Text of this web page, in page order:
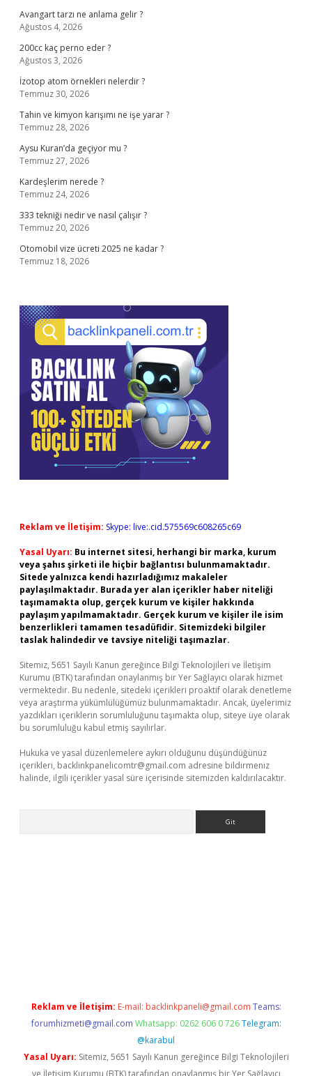
Avangart tarzı ne anlama gelir ?
Ağustos 4, 2026
200cc kaç perno eder ?
Ağustos 3, 2026
İzotop atom örnekleri nelerdir ?
Temmuz 30, 2026
Tahin ve kimyon karışımı ne işe yarar ?
Temmuz 28, 2026
Aysu Kuran’da geçiyor mu ?
Temmuz 27, 2026
Kardeşlerim nerede ?
Temmuz 24, 2026
333 tekniği nedir ve nasıl çalışır ?
Temmuz 20, 2026
Otomobil vize ücreti 2025 ne kadar ?
Temmuz 18, 2026
Reklam ve İletişim: Skype: live:.cid.575569c608265c69
Yasal Uyarı: Bu internet sitesi, herhangi bir marka, kurum
veya şahıs şirketi ile hiçbir bağlantısı bulunmamaktadır.
Sitede yalnızca kendi hazırladığımız makaleler
paylaşılmaktadır. Burada yer alan içerikler haber niteliği
taşımamakta olup, gerçek kurum ve kişiler hakkında
paylaşım yapılmamaktadır. Gerçek kurum ve kişiler ile isim
benzerlikleri tamamen tesadüfidir. Sitemizdeki bilgiler
taslak halindedir ve tavsiye niteliği taşımazlar.
Sitemiz, 5651 Sayılı Kanun gereğince Bilgi Teknolojileri ve İletişim
Kurumu (BTK) tarafından onaylanmış bir Yer Sağlayıcı olarak hizmet
vermektedir. Bu nedenle, sitedeki içerikleri proaktif olarak denetleme
veya araştırma yükümlülüğümüz bulunmamaktadır. Ancak, üyelerimiz
yazdıkları içeriklerin sorumluluğunu taşımakta olup, siteye üye olarak
bu sorumluluğu kabul etmiş sayılırlar.
Hukuka ve yasal düzenlemelere aykırı olduğunu düşündüğünüz
içerikleri, backlinkpanelicomtr@gmail.com adresine bildirmeniz
halinde, ilgili içerikler yasal süre içerisinde sitemizden kaldırılacaktır.
Reklam ve İletişim: E-mail: backlinkpaneli@gmail.com Teams:
forumhizmeti@gmail.com Whatsapp: 0262 606 0 726 Telegram:
@karabul
Yasal Uyarı: Sitemiz, 5651 Sayılı Kanun gereğince Bilgi Teknolojileri
ve İletişim Kurumu (BTK) tarafından onaylanmış bir Yer Sağlayıcı